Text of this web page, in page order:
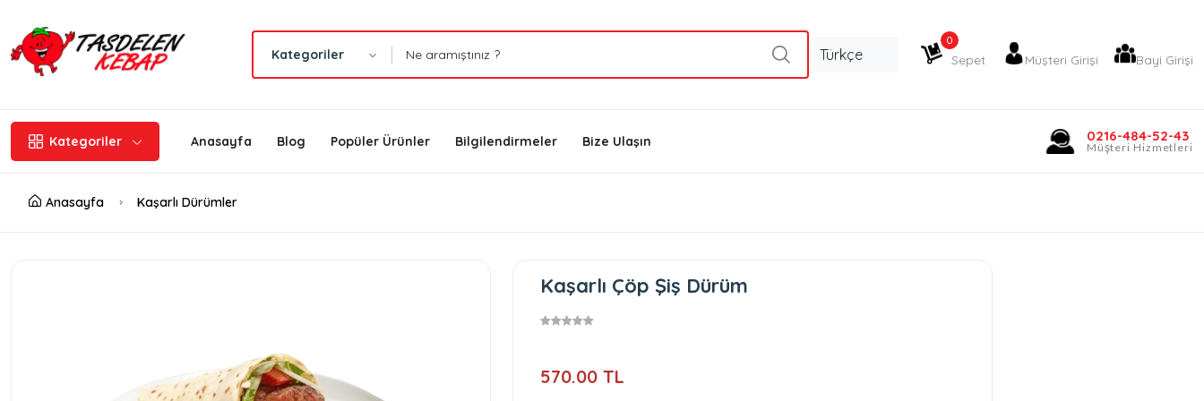
Kategoriler
0
Sepet Müşteri Girişi Bayi Girişi
Kategoriler Anasayfa Blog Popüler Ürünler Bilgilendirmeler Bize Ulaşın 0216-484-52-43
Müşteri Hizmetleri
Anasayfa Kaşarlı Dürümler
Kaşarlı Çöp Şiş Dürüm
570.00 TL